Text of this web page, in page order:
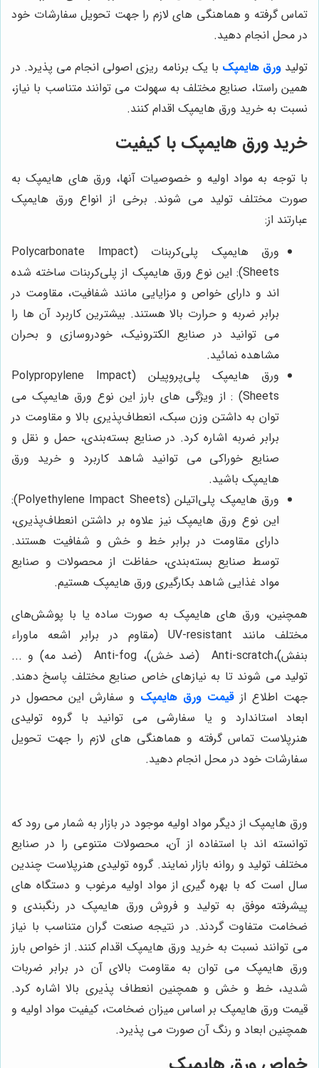
تماس گرفته و هماهنگی های لازم را جهت تحویل سفارشات خود
در محل انجام دهید.
تولیدورق هایمپک با یک برنامه ریزی اصولی انجام می پذیرد. در
همین راستا، صنایع مختلف به سهولت می توانند متناسب با نیاز،
نسبت به خرید ورق هایمپک اقدام کنند.
خرید ورق هایمپک با کیفیت
با توجه به مواد اولیه و خصوصیات آنها، ورق های هایمپک به
صورت مختلف تولید می ‌شوند. برخی از انواع ورق هایمپک
عبارتند از:
ورق هایمپک پلی‌کربنات (Polycarbonate Impact
Sheets): این نوع ورق هایمپک از پلی‌کربنات ساخته شده
اند و دارای خواص و مزایایی مانند شفافیت، مقاومت در
برابر ضربه و حرارت بالا هستند. بیشترین کاربرد آن ها را
می توانید در صنایع الکترونیک، خودروسازی و بحران
مشاهده نمائید.
ورق هایمپک پلی‌پروپیلن (Polypropylene Impact
Sheets)
: از ویژگی های بارز این نوع ورق هایمپک می
توان به داشتن وزن سبک، انعطاف‌پذیری بالا و مقاومت در
برابر ضربه اشاره کرد. در صنایع بسته‌بندی، حمل و نقل و
صنایع خوراکی می توانید شاهد کاربرد و خرید ورق
هایمپک باشید.
ورق هایمپک پلی‌اتیلن (Polyethylene Impact Sheets):
این نوع ورق هایمپک نیز علاوه بر داشتن انعطاف‌پذیری،
دارای مقاومت در برابر خط و خش و شفافیت هستند.
توسط صنایع بسته‌بندی، حفاظت از محصولات و صنایع
مواد غذایی شاهد بکارگیری ورق هایمپک هستیم.
همچنین، ورق های هایمپک به صورت ساده یا با پوشش‌های
مختلف مانند UV-resistant (مقاوم در برابر اشعه ماوراء
بنفش)،Anti-scratch
(ضد خش)،
Anti-fog (ضد مه) و ...
تولید می ‌شوند تا به نیازهای خاص صنایع مختلف پاسخ دهند.
جهت اطلاع از قیمت ورق هایمپک و سفارش این محصول در
ابعاد استاندارد و یا سفارشی می توانید با گروه تولیدی
هنرپلاست تماس گرفته و هماهنگی های لازم را جهت تحویل
سفارشات خود در محل انجام دهید.
ورق هایمپک از دیگر مواد اولیه موجود در بازار به شمار می رود که
توانسته اند با استفاده از آن، محصولات متنوعی را در صنایع
مختلف تولید و روانه بازار نمایند. گروه تولیدی هنرپلاست چندین
سال است که با بهره گیری از مواد اولیه مرغوب و دستگاه های
پیشرفته موفق به تولید و فروش ورق هایمپک در رنگبندی و
ضخامت متفاوت گردند. در نتیجه صنعت گران متناسب با نیاز
می توانند نسبت به خرید ورق هایمپک اقدام کنند. از خواص بارز
ورق هایمپک می توان به مقاومت بالای آن در برابر ضربات
شدید، خط و خش و همچنین انعطاف پذیری بالا اشاره کرد.
قیمت ورق هایمپک بر اساس میزان ضخامت، کیفیت مواد اولیه و
همچنین ابعاد و رنگ آن صورت می پذیرد.